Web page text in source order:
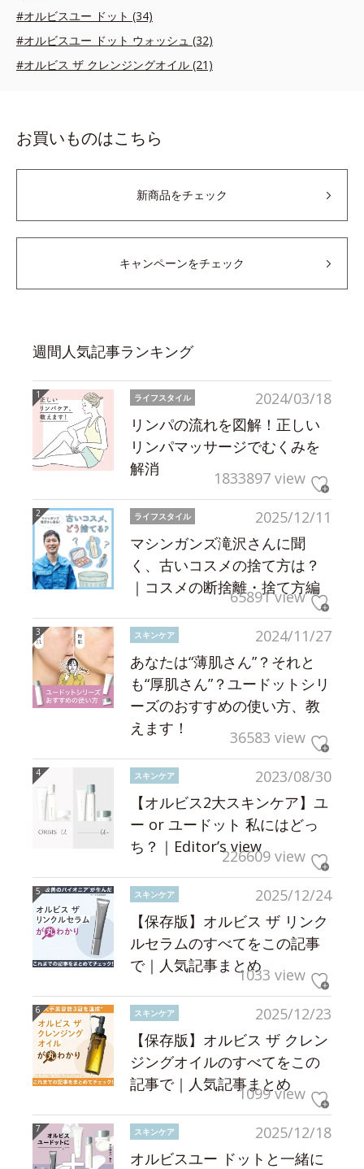
#オルビスユー ドット (34)
#オルビスユー ドット ウォッシュ (32)
#オルビス ザ クレンジングオイル (21)
お買いものはこちら
新商品をチェック
キャンペーンをチェック
週間人気記事ランキング
2024/03/18
ライフスタイル
リンパの流れを図解！正しい
リンパマッサージでむくみを
解消
1833897 view
2025/12/11
ライフスタイル
マシンガンズ滝沢さんに聞
く、古いコスメの捨て方は？
｜コスメの断捨離・捨て方編
65891 view
2024/11/27
スキンケア
あなたは“薄肌さん”？それと
も“厚肌さん”？ユードットシリ
ーズのおすすめの使い方、教
えます！
36583 view
2023/08/30
スキンケア
【オルビス2大スキンケア】ユ
ー or ユードット 私にはどっ
ち？｜Editor’s view226609 view
2025/12/24
スキンケア
【保存版】オルビス ザ リンク
ルセラムのすべてをこの記事
で｜人気記事まとめ1033 view
2025/12/23
スキンケア
【保存版】オルビス ザ クレン
ジングオイルのすべてをこの
記事で｜人気記事まとめ
1099 view
2025/12/18
スキンケア
オルビスユー ドットと一緒に